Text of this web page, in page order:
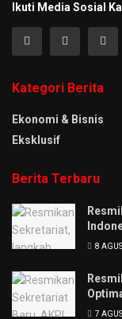
Ikuti Media Sosial
Kategori Berita
Ekonomi & Bisnis
Eksklusif
Berita Terbaru
8
7